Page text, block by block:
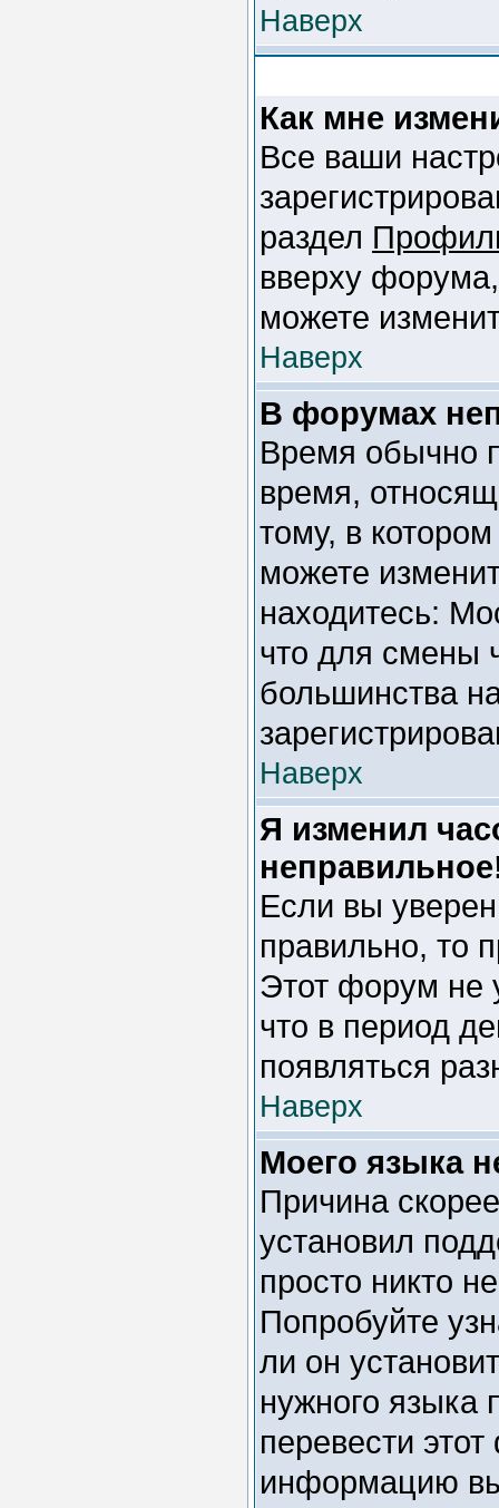
Наверх
Как мне
Все ваши
раздел
вверху
можете
Наверх
В форумах
Время обычно
время,
тому, в
можете
находитесь:
что для смены
большинства
Наверх
Я изменил
Если вы
правильно, то
Этот форум не
что в период
появляться
Наверх
Моего языка
Причина
установил
просто никто
Попробуйте
ли он
нужного языка
перевести
информацию